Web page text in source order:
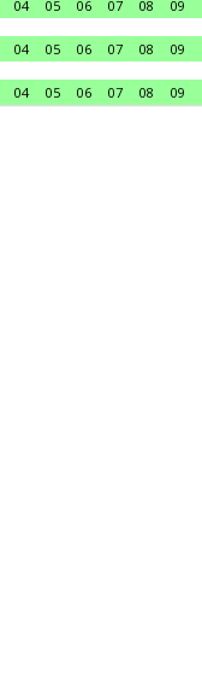
04 05 06 07 08 09
04 05 06 07 08 09
04 05 06 07 08 09